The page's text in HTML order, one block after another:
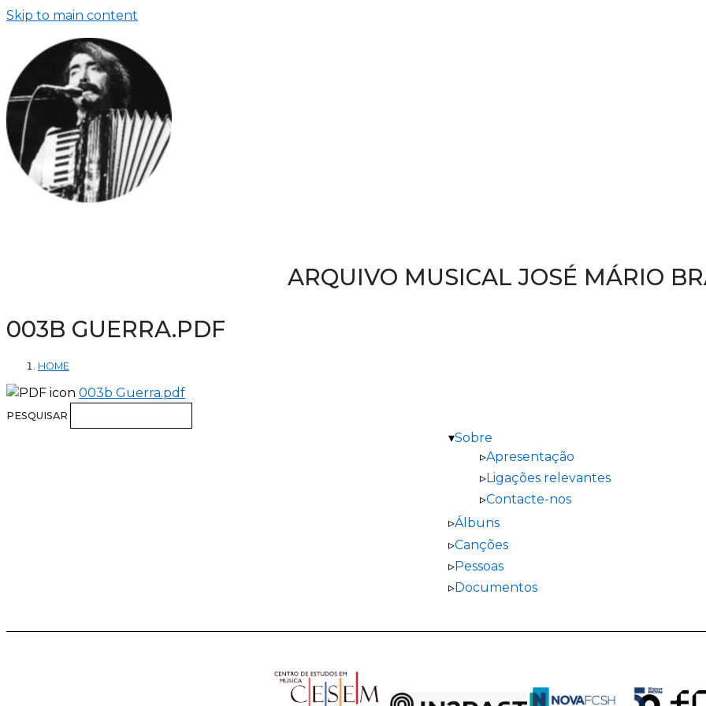
Skip to main content
ARQUIVO MUSICAL JOSÉ MÁRIO
003B GUERRA.PDF
HOME
003b Guerra.pdf
PESQUISAR
Sobre
Apresentação
Ligações relevantes
Contacte-nos
Álbuns
Canções
Pessoas
Documentos